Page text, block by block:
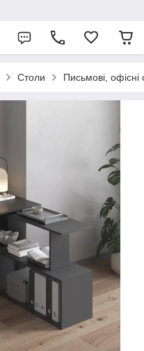
Столи Письмові, офісні